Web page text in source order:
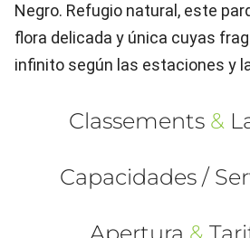
Negro. Refugio natural, este
flora delicada y única cuyas
infinito según las estaciones y
Classements &
Capacidades /